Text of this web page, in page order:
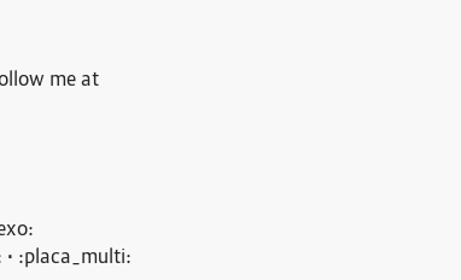
me at
• :placa_multi: